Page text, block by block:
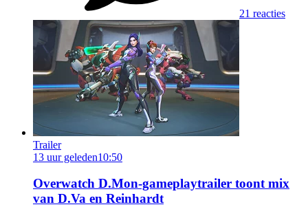
21 reacties
Trailer
13 uur geleden10:50
Overwatch D.Mon-gameplaytrailer toont mix
van D.Va en Reinhardt